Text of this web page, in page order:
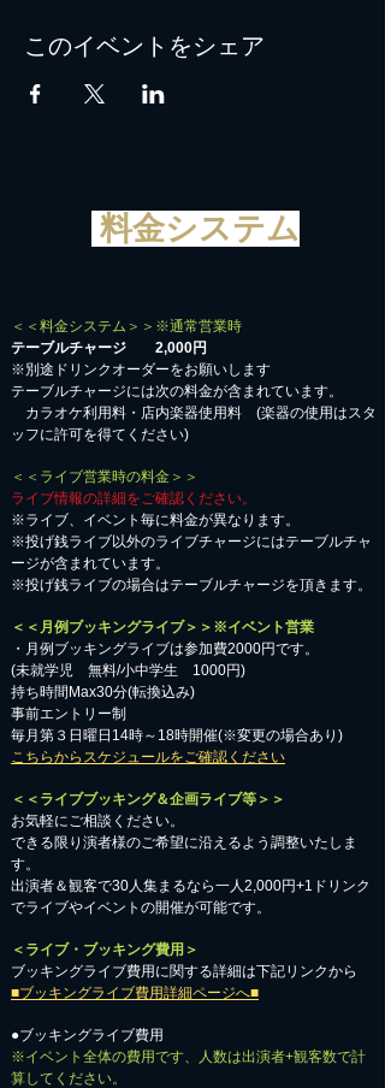
このイベントをシェア
料金システム
＜＜料金システム＞＞※通常営業時
テーブルチャージ 2,000円
※別途ドリンクオーダーをお願いします
テーブルチャージには次の料金が含まれています。
カラオケ利用料・店内楽器使用料 (楽器の使用はスタ
ッフに許可を得てください)
＜＜ライブ営業時の料金＞＞
ライブ情報の詳細をご確認ください。
※ライブ、イベント毎に料金が異なります。
※投げ銭ライブ以外のライブチャージにはテーブルチャ
ージが含まれています。
※投げ銭ライブの場合はテーブルチャージを頂きます。
＜＜月例ブッキングライブ＞＞※イベント営業
・月例ブッキングライブは参加費2000円です。
​(未就学児 無料/小中学生 1000円)
持ち時間Max30分(転換込み)
事前エントリー制
毎月第３日曜日14時～18時開催(※変更の場合あり)
こちらからスケジュールをご確認ください
＜＜ライブブッキング＆企画ライブ等＞＞
お気軽にご相談ください。​
​できる限り演者様のご希望に沿えるよう調整いたしま
す。
出演者＆観客で30人集まるなら一人2,000円+1ドリンク
でライブやイベントの開催が可能です。
＜ライブ・ブッキング費用＞
ブッキングライブ費用に関する詳細は下記リンクから
■ブッキングライブ費用詳細ページへ■
●ブッキングライブ費用
※イベント全体の費用です、人数は出演者+観客数で計
算してください。